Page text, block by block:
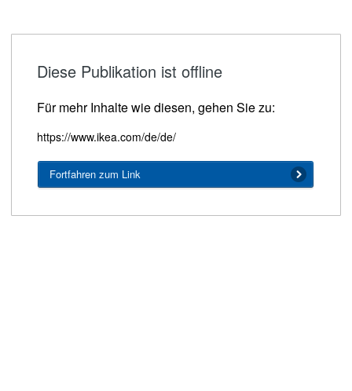
Diese Publikation ist offline
Für mehr Inhalte wie diesen, gehen Sie zu:
https://www.ikea.com/de/de/
Fortfahren zum Link